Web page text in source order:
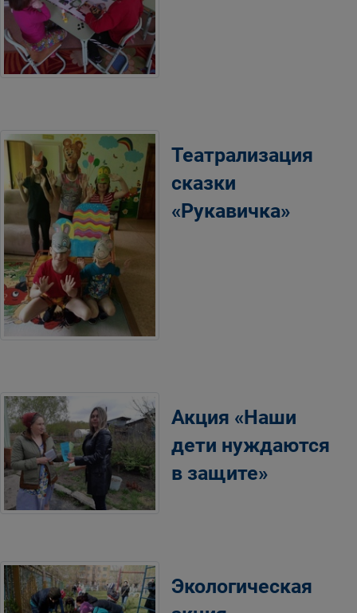
Театрализация
сказки
«Рукавичка»
Акция «Наши
дети нуждаются
в защите»
Экологическая